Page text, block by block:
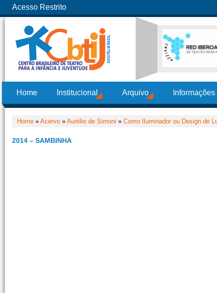
Acesso Restrito
Home Institucional Arquivo
Home » Acervo » Aurélio de Simoni » Como Iluminador ou Design de
2014 – SAMBINHA